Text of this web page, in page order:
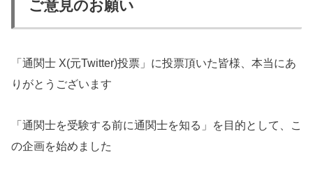
ご意見のお願い
「通関士 X(元Twitter)投票」に投票頂いた皆様、本当にあ
りがとうございます
「通関士を受験する前に通関士を知る」を目的として、こ
の企画を始めました